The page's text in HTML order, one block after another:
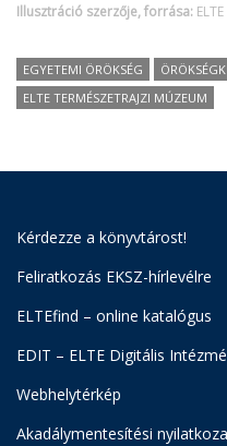
Illusztráció szerzője, forrása:
EGYETEMI ÖRÖKSÉG
ELTE TERMÉSZETRAJZI MÚZEUM
Kérdezze a könyvtárost!
Feliratkozás EKSZ-hírlevélre
ELTEfind – online katalógus
EDIT – ELTE Digitális
Webhelytérkép
Akadálymentesítési